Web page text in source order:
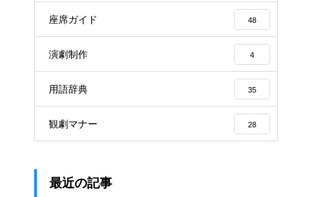
座席ガイド 48
演劇制作 4
用語辞典 35
観劇マナー 28
最近の記事